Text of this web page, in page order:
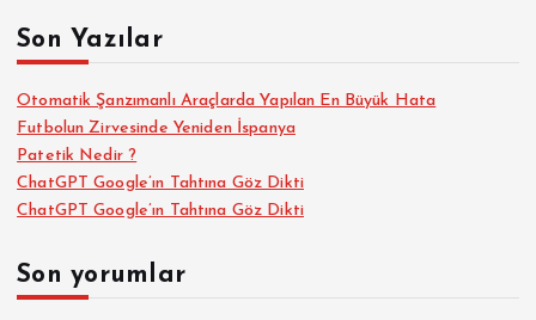
:Son Yazılar
Otomatik Şanzımanlı Araçlarda Yapılan En Büyük Hata
Futbolun Zirvesinde Yeniden İspanya
Patetik Nedir ?
ChatGPT Google’ın Tahtına Göz Dikti
ChatGPT Google’ın Tahtına Göz Dikti
Son yorumlar